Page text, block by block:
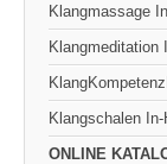
Klangmassage
Klangmeditation
Klangschalen
ONLINE